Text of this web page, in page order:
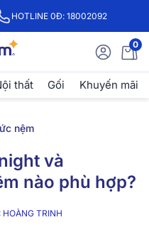
HOTLINE 0Đ: 18002092
0
thất Gối Khuyến mãi
nệm
và
nào phù hợp?
HOÀNG TRINH